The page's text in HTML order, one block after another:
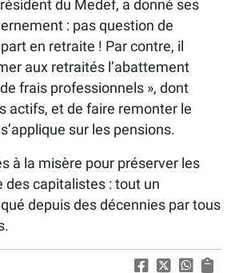
du Medef, a donné ses
: pas question de
en retraite ! Par contre, il
aux retraités l’abattement
frais professionnels », dont
actifs, et de faire remonter le
sur les pensions.
à la misère pour préserver les
des capitalistes : tout un
depuis des décennies par tous